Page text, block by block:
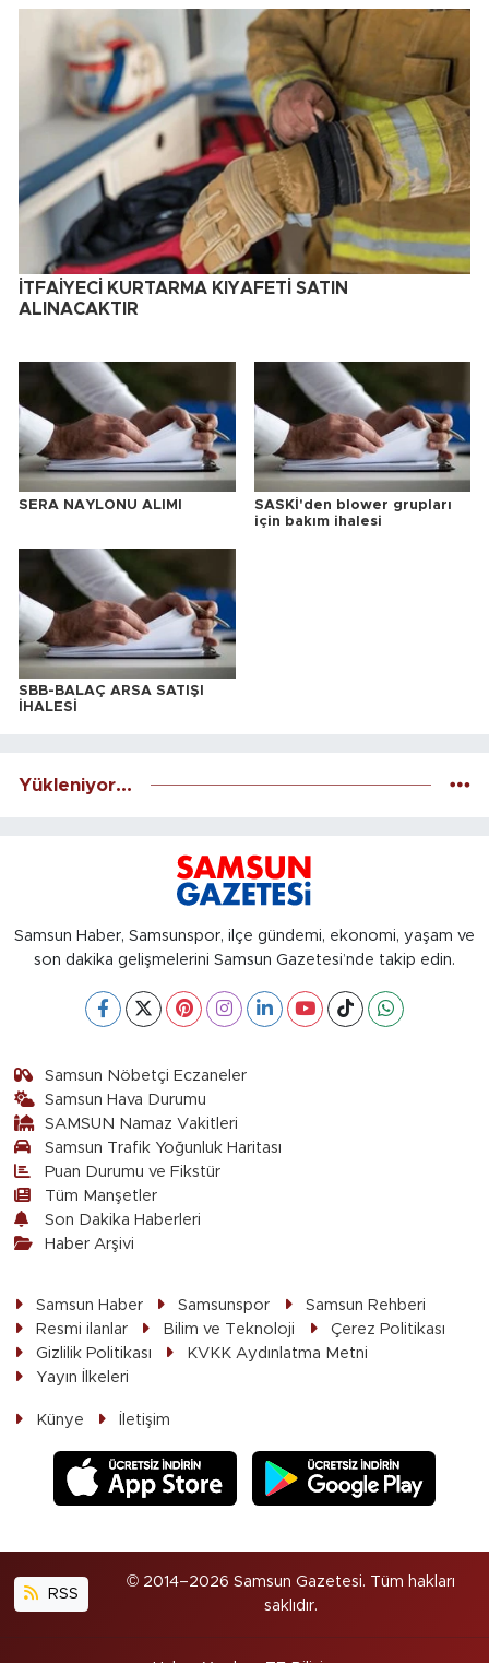
İTFAİYECİ KURTARMA KIYAFETİ SATIN
ALINACAKTIR
SERA NAYLONU ALIMI
SASKİ'den blower grupları
için bakım ihalesi
SBB-BALAÇ ARSA SATIŞI
İHALESİ
Yükleniyor...
Samsun Haber, Samsunspor, ilçe gündemi, ekonomi, yaşam ve
son dakika gelişmelerini Samsun Gazetesi’nde takip edin.
Samsun Nöbetçi Eczaneler
Samsun Hava Durumu
SAMSUN Namaz Vakitleri
Samsun Trafik Yoğunluk Haritası
Puan Durumu ve Fikstür
Tüm Manşetler
Son Dakika Haberleri
Haber Arşivi
Samsun Haber Samsunspor
Samsun Rehberi
Resmi ilanlar
Bilim ve Teknoloji
Çerez Politikası
Gizlilik Politikası
KVKK Aydınlatma Metni
Yayın İlkeleri
Künye İletişim
RSS
© 2014–2026 Samsun Gazetesi. Tüm hakları
saklıdır.